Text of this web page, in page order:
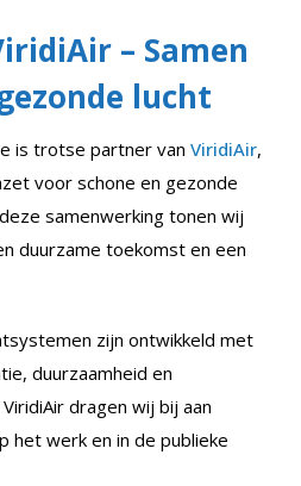
– Samen
lucht
is trotse partner van ViridiAir,
voor schone en gezonde
samenwerking tonen wij
duurzame toekomst en een
zijn ontwikkeld met
duurzaamheid en
dragen wij bij aan
het werk en in de publieke